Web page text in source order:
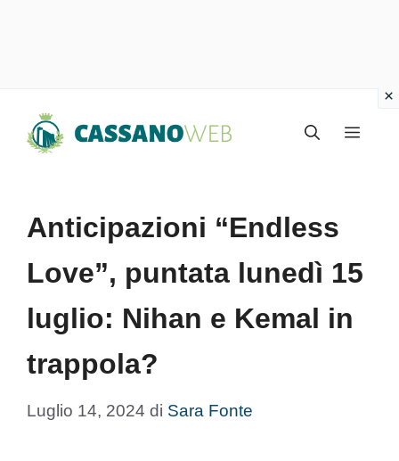
Menu
Anticipazioni “Endless
Love”, puntata lunedì 15
luglio: Nihan e Kemal in
trappola?
Luglio 14, 2024 di Sara Fonte